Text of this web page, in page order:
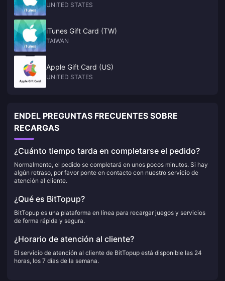
UNITED STATES
iTunes Gift Card (TW)
TAIWAN
Apple Gift Card (US)
UNITED STATES
ENDEL PREGUNTAS FRECUENTES SOBRE
RECARGAS
¿Cuánto tiempo tarda en completarse el pedido?
Normalmente, el pedido se completará en unos pocos minutos. Si hay
algún retraso, por favor ponte en contacto con nuestro servicio de
atención al cliente.
¿Qué es BitTopup?
BitTopup es una plataforma en línea para recargar juegos y servicios
de forma rápida y segura.
¿Horario de atención al cliente?
El servicio de atención al cliente de BitTopup está disponible las 24
horas, los 7 días de la semana.